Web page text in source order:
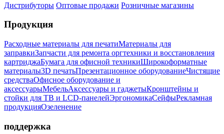
Дистрибуторы Оптовые продажи Розничные магазины
Продукция
Расходные материалы для печатиМатериалы для
заправкиЗапчасти для ремонта оргтехники и восстановления
картриджаБумага для офисной техникиШирокоформатные
материалы3D печатьПрезентационное оборудованиеЧистящие
средстваОфисное оборудование и
аксессуарыМебельАксессуары и гаджетыКронштейны и
стойки для ТВ и LCD-панелейЭргономикаСейфыРекламная
продукцияОзеленение
поддержка